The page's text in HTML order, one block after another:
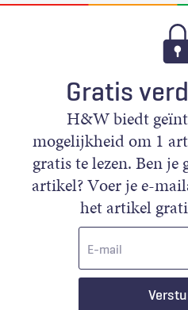
Gratis
H&W biedt
mogelijkheid om 1
gratis te lezen. Ben
artikel? Voer je e-
het artikel